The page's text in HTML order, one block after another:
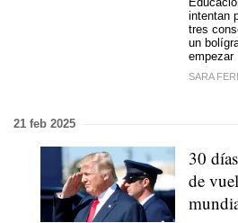
intentan
tres
un
empezar
SARA
21 feb 2025
30
de